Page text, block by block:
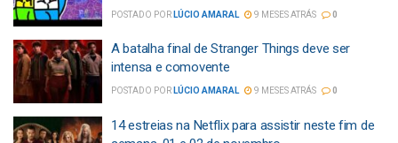
POSTADO POR LÚCIO AMARAL 9 MESES ATRÁS 0
A batalha final de Stranger Things deve ser
intensa e comovente
POSTADO POR LÚCIO AMARAL 9 MESES ATRÁS 0
14 estreias na Netflix para assistir neste fim de